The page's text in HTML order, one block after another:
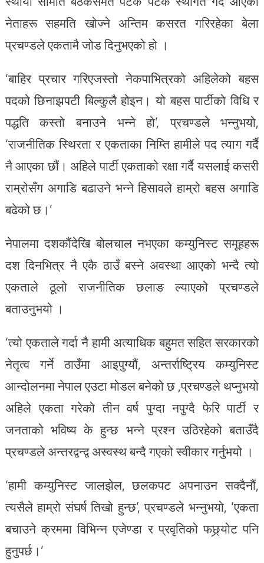
नेताहरू सहमति खोज्ने अन्तिम कसरत गरिरहेका बेला
प्रचण्डले एकतामै जोड दिनुभएको हो ।
‘बाहिर प्रचार गरिएजस्तो नेकपाभित्रको अहिलेको बहस
पदको छिनाझपटी बिल्कुलै होइन। यो बहस पार्टीको विधि र
पद्धति कस्तो बनाउने भन्ने हो’, प्रचण्डले भन्नुभयो,
‘राजनीतिक स्थिरता र एकताका निम्ति हामीले पद त्याग गर्दै
नै आएका छौं। अहिले पार्टी एकताको रक्षा गर्दै यसलाई कसरी
राम्रोसँग अगाडि बढाउने भन्ने हिसावले हाम्रो बहस अगाडि
बढेको छ।’
नेपालमा दशकौंदेखि बोलचाल नभएका कम्युनिस्ट समूहहरू
दश दिनभित्र नै एकै ठाउँ बस्ने अवस्था आएको भन्दै त्यो
एकताले ठूलो राजनीतिक छलाङ ल्याएको प्रचण्डले
बताउनुभयो ।
‘त्यो एकताले गर्दा नै हामी अत्याधिक बहुमत सहित सरकारको
नेतृत्व गर्ने ठाउँमा आइपुग्यौं, अन्तर्राष्ट्रिय कम्युनिस्ट
आन्दोलनमा नेपाल एउटा मोडल बनेको छ ,प्रचण्डले थप्नुभयो
अहिले एकता गरेको तीन वर्ष पुग्दा नपुग्दै फेरि पार्टी र
जनताको भविष्य के हुन्छ भन्ने प्रश्न उठिरहेको बताउँदै
प्रचण्डले अन्तरद्वन्द्व अस्वस्थ बन्दै गएको स्वीकार गर्नुभयो ।
‘हामी कम्युनिस्ट जालझेल, छलकपट अपनाउन सक्दैनौं,
त्यसैले हाम्रो संघर्ष तिखो हुन्छ’, प्रचण्डले भन्नुभयो, ‘एकता
बचाउने क्रममा विभिन्न एजेण्डा र प्रवृतिको फछ्र्योट पनि
हुनुपर्छ।’